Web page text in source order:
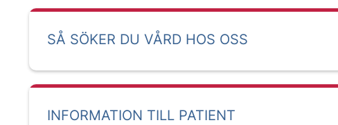
SÅ SÖKER DU VÅRD HOS OSS
INFORMATION TILL PATIENT